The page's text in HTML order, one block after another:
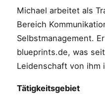
Michael arbeitet als
Bereich
Selbstmanagement.
blueprints.de, was
Leidenschaft von ihm
Tätigkeitsgebiet